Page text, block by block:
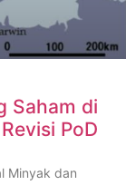
Saham di
PoD
Minyak dan